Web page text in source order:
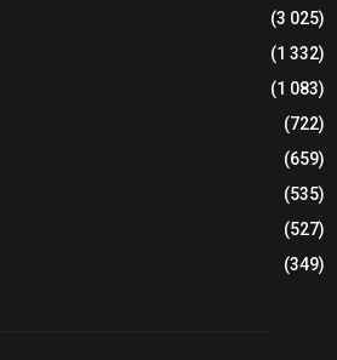
(3 025)
(1 332)
(1 083)
(722)
(659)
(535)
(527)
(349)